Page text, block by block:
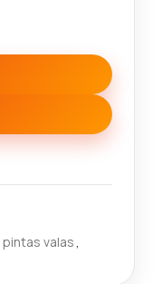
pintas valas,